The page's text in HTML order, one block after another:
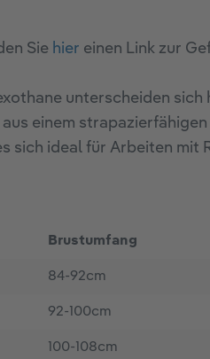
Sie hier einen Link zur
unterscheiden
einem
ideal für Arbeiten mit
Brustumfang
84-92cm
92-100cm
100-108cm